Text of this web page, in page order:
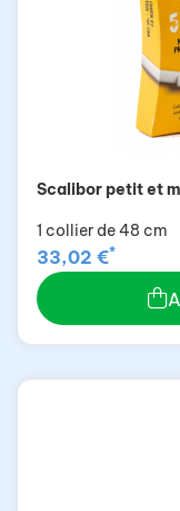
Scalibor petit et
1 collier de 48 cm
33,02 €*